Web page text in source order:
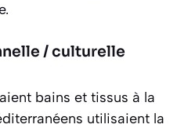
/ culturelle
bains et tissus à la
utilisaient la